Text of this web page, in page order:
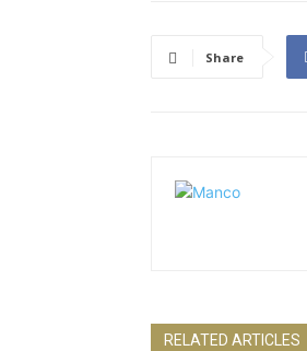
Share
RELATED ARTICLES